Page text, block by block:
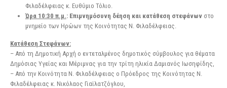
Φιλαδέλφειας κ. Ευθύμιο Τόλιο.
Ώρα 10:30 π.μ.: Επιμνημόσυνη δέηση και κατάθεση στεφάνωνστο
μνημείο των Ηρώων της Κοινότητας Ν. Φιλαδέλφειας.
Κατάθεση Στεφάνων:
– Από τη Δημοτική Αρχή o εντεταλμένος δημοτικός σύμβουλος για θέματα
Δημόσιας Υγείας και Μέριμνας για την τρίτη ηλικία Δαμιανός Ιωσηφίδης,
– Από την Κοινότητα Ν. Φιλαδέλφειας ο Πρόεδρος της Κοινότητας Ν.
Φιλαδέλφειας κ. Νικόλαος Γιαϊλατζόγλου,